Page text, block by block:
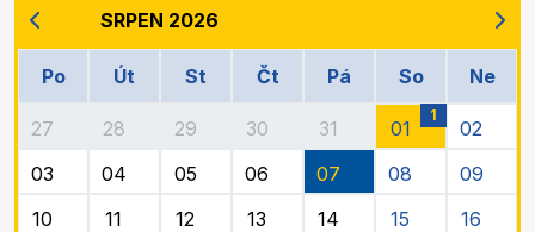
SRPEN 2026
Po Út St Čt Pá So Ne
27 28 29 30 31 01
1
02
03
04 05 06 07 08
09
10
11 12 13 14 15
16